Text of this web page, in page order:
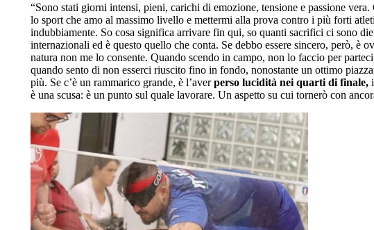
“Sono stati giorni intensi, pieni, carichi di emozione, tensione e passione
lo sport che amo al massimo livello e mettermi alla prova contro i più forti
indubbiamente. So cosa significa arrivare fin qui, so quanti sacrifici ci sono
internazionali ed è questo quello che conta. Se debbo essere sincero, però, è
natura non me lo consente. Quando scendo in campo, non lo faccio per
quando sento di non esserci riuscito fino in fondo, nonostante un ottimo
più. Se c’è un rammarico grande, è l’averperso lucidità nei quarti di finale,
è una scusa: è un punto sul quale lavorare. Un aspetto su cui tornerò con